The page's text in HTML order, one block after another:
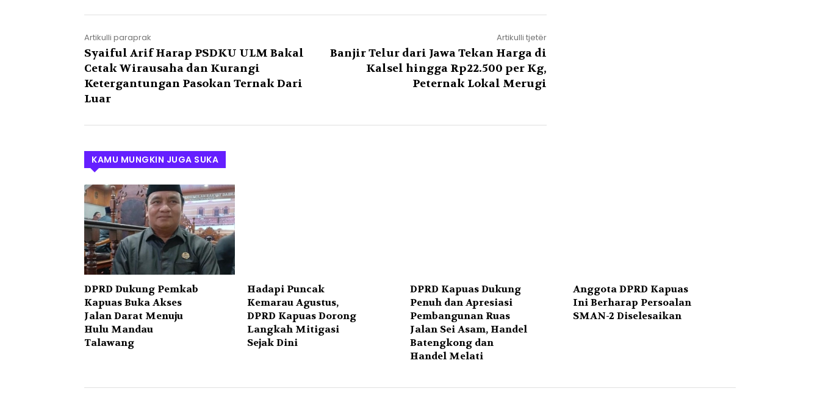
Artikulli paraprak
Syaiful Arif Harap PSDKU ULM Bakal
Cetak Wirausaha dan Kurangi
Ketergantungan Pasokan Ternak Dari
Luar
Artikulli tjetër
Banjir Telur dari Jawa Tekan Harga di
Kalsel hingga Rp22.500 per Kg,
Peternak Lokal Merugi
KAMU MUNGKIN JUGA SUKA
DPRD Dukung Pemkab
Kapuas Buka Akses
Jalan Darat Menuju
Hulu Mandau
Talawang
Hadapi Puncak
Kemarau Agustus,
DPRD Kapuas Dorong
Langkah Mitigasi
Sejak Dini
DPRD Kapuas Dukung
Penuh dan Apresiasi
Pembangunan Ruas
Jalan Sei Asam, Handel
Batengkong dan
Handel Melati
Anggota DPRD Kapuas
Ini Berharap Persoalan
SMAN-2 Diselesaikan